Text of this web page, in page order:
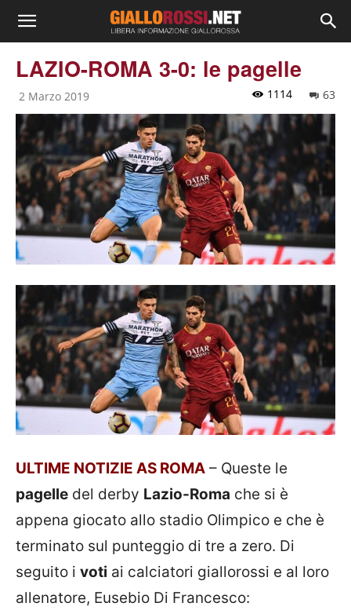
LAZIO-ROMA 3-0: le pagelle
2 Marzo 2019 63
1114
ULTIME NOTIZIE AS ROMA – Queste le
pagelle del derby Lazio-Roma che si è
appena giocato allo stadio Olimpico e che è
terminato sul punteggio di tre a zero. Di
seguito i voti ai calciatori giallorossi e al loro
allenatore, Eusebio Di Francesco: